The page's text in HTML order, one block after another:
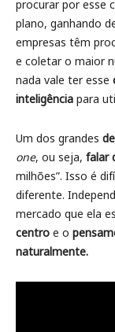
procurar por esse
plano, ganhando
empresas têm
e coletar o maior
nada vale ter esse
inteligência para
Um dos grandes
one, ou seja, falar
milhões”. Isso é
diferente.
mercado que ela
centro e o
naturalmente.